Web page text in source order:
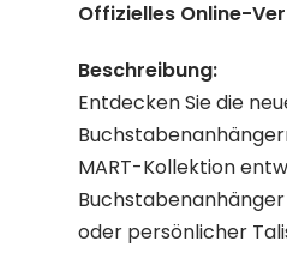
Offizielles Online-
Beschreibung:
Entdecken Sie die
MART-Kollektion
oder persönlicher